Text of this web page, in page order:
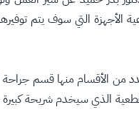
الأجهزة التي سوف يتم
من الأقسام منها قسم جراحة
الذي سيخدم شريحة